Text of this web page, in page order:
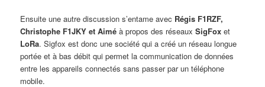
Ensuite une autre discussion s’entame avec Régis F1RZF,
Christophe F1JKY et Aimé à propos des réseauxSigFox et
LoRa. Sigfox est donc une société qui a créé un réseau longue
portée et à bas débit qui permet la communication de données
entre les appareils connectés sans passer par un téléphone
mobile.